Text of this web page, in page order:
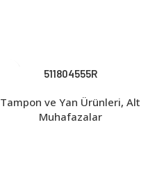
511804555R
Tampon ve Yan Ürünleri, Alt
Muhafazalar